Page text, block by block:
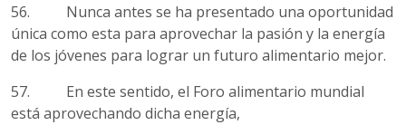
56. Nunca antes se ha presentado una oportunidad
única como esta para aprovechar la pasión y la energía
de los jóvenes para lograr un futuro alimentario mejor.
57. En este sentido, el Foro alimentario mundial
está aprovechando dicha energía,